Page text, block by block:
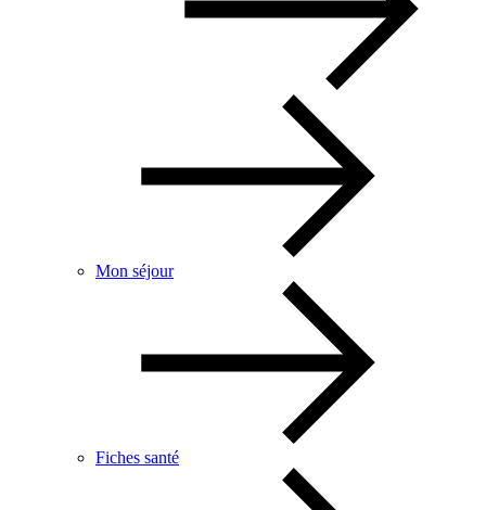
Mon séjour
Fiches santé